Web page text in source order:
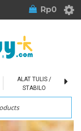
Rp0
ALAT TULIS /
STABILO